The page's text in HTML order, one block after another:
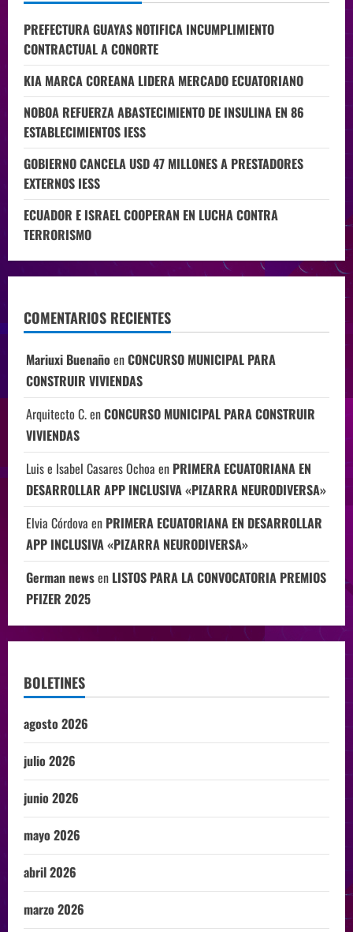
PREFECTURA GUAYAS NOTIFICA INCUMPLIMIENTO
CONTRACTUAL A CONORTE
KIA MARCA COREANA LIDERA MERCADO ECUATORIANO
NOBOA REFUERZA ABASTECIMIENTO DE INSULINA EN 86
ESTABLECIMIENTOS IESS
GOBIERNO CANCELA USD 47 MILLONES A PRESTADORES
EXTERNOS IESS
ECUADOR E ISRAEL COOPERAN EN LUCHA CONTRA
TERRORISMO
COMENTARIOS RECIENTES
Mariuxi Buenaño enCONCURSO MUNICIPAL PARA
CONSTRUIR VIVIENDAS
Arquitecto C.enCONCURSO MUNICIPAL PARA CONSTRUIR
VIVIENDAS
Luis e Isabel Casares Ochoa en PRIMERA ECUATORIANA EN
DESARROLLAR APP INCLUSIVA «PIZARRA NEURODIVERSA»
Elvia Córdova en PRIMERA ECUATORIANA EN DESARROLLAR
APP INCLUSIVA «PIZARRA NEURODIVERSA»
German newsen LISTOS PARA LA CONVOCATORIA PREMIOS
PFIZER 2025
BOLETINES
agosto 2026
julio 2026
junio 2026
mayo 2026
abril 2026
marzo 2026